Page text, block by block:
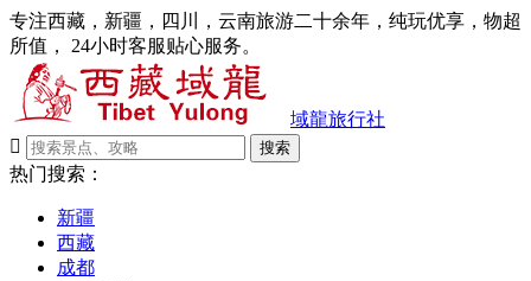
专注西藏，新疆，四川，云南旅游二十余年，纯玩优享，物超
所值， 24小时客服贴心服务。
域龍旅行社

搜索
热门搜索：
新疆
西藏
成都